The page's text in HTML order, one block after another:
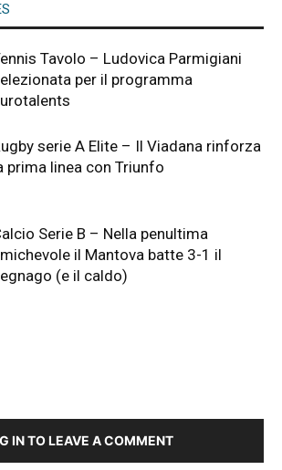
Tavolo – Ludovica Parmigiani
per il programma
serie A Elite – Il Viadana rinforza
prima linea con Triunfo
Serie B – Nella penultima
il Mantova batte 3-1 il
(e il caldo)
IN TO LEAVE A COMMENT